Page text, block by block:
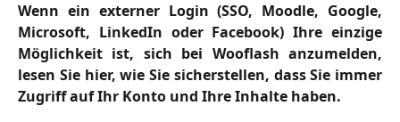
Wenn ein externer Login (SSO, Moodle, Google,
Microsoft, LinkedIn oder Facebook) Ihre einzige
Möglichkeit ist, sich bei Wooflash anzumelden,
lesen Sie hier, wie Sie sicherstellen, dass Sie immer
Zugriff auf Ihr Konto und Ihre Inhalte haben.